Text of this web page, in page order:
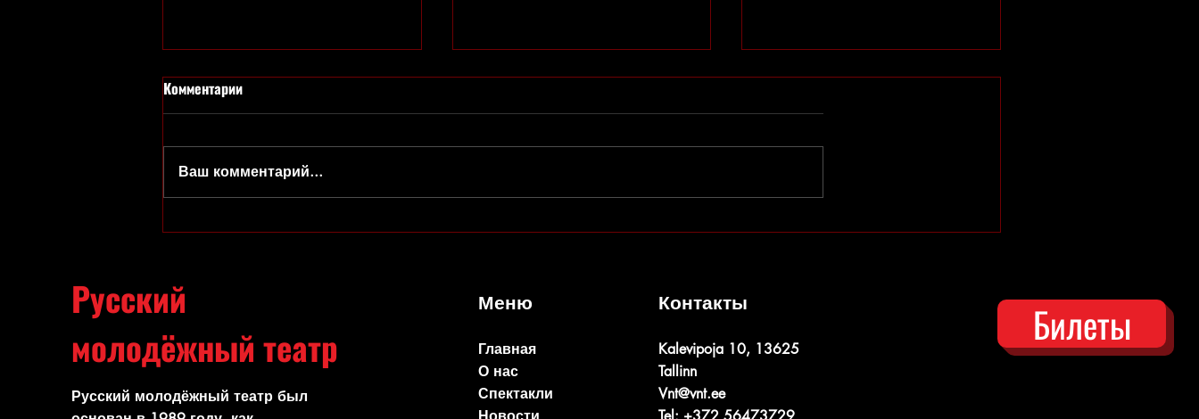
БОЛЬШОЙ СЕКРЕТ ДЛЯ
ФАНТАЗЁРЫ
ОПЕРАЦИЯ "ДЕД МОРОЗ"
Комментарии
Ваш комментарий...
Русский
молодёжный театр
Русский молодёжный театр был
Меню
Главная
О нас
Спектакли
Контакты
Kalevipoja 10, 13625
Tallinn
Vnt@vnt.ee
Билеты